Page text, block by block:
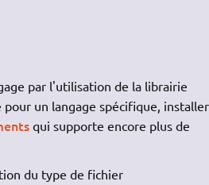
par l'utilisation de la librairie
un langage spécifique, installer
qui supporte encore plus de
du type de fichier